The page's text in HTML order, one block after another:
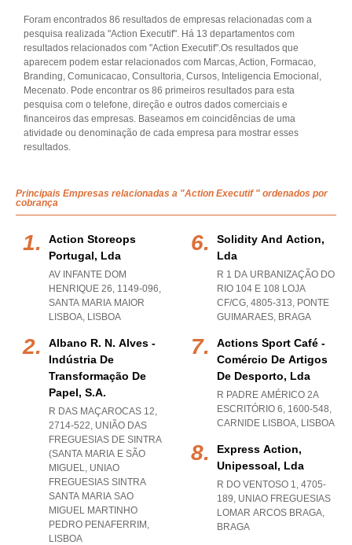
Foram encontrados 86 resultados de empresas relacionadas com a
pesquisa realizada "Action Executif". Há 13 departamentos com
resultados relacionados com "Action Executif".Os resultados que
aparecem podem estar relacionados com Marcas, Action, Formacao,
Branding, Comunicacao, Consultoria, Cursos, Inteligencia Emocional,
Mecenato. Pode encontrar os 86 primeiros resultados para esta
pesquisa com o telefone, direção e outros dados comerciais e
financeiros das empresas. Baseamos em coincidências de uma
atividade ou denominação de cada empresa para mostrar esses
resultados.
Principais Empresas relacionadas a "Action Executif " ordenados por
cobrança
Action Storeops
Portugal, Lda
AV INFANTE DOM
HENRIQUE 26, 1149-096,
SANTA MARIA MAIOR
LISBOA, LISBOA
Albano R. N. Alves -
Indústria De
Transformação De
Papel, S.a.
R DAS MAÇAROCAS 12,
2714-522, UNIÃO DAS
FREGUESIAS DE SINTRA
(SANTA MARIA E SÃO
MIGUEL, UNIAO
FREGUESIAS SINTRA
SANTA MARIA SAO
MIGUEL MARTINHO
PEDRO PENAFERRIM ,
LISBOA
Solidity And Action,
Lda
R 1 DA URBANIZAÇÃO DO
RIO 104 E 108 LOJA
CF/CG, 4805-313, PONTE
GUIMARAES, BRAGA
Actions Sport Café -
Comércio De Artigos
De Desporto, Lda
R PADRE AMÉRICO 2A
ESCRITÓRIO 6, 1600-548,
CARNIDE LISBOA, LISBOA
Express Action,
Unipessoal, Lda
R DO VENTOSO 1, 4705-
189, UNIAO FREGUESIAS
LOMAR ARCOS BRAGA,
BRAGA